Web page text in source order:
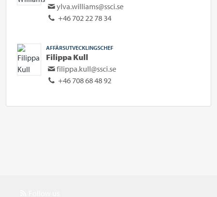
ylva.williams@ssci.se
+46 702 22 78 34
AFFÄRSUTVECKLINGSCHEF
Filippa Kull
filippa.kull@ssci.se
+46 708 68 48 92